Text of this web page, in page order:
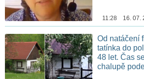
11:28 16. 07.
Od natáčení
tatínka do
48 let. Čas
chalupě